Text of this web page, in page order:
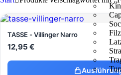
TASSE - Villinger Narro
12,95 €